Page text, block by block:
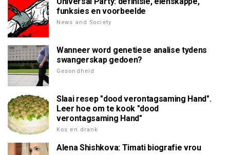
funksies en voorbeelde
News and Society
Wanneer word genetiese analise tydens
swangerskap gedoen?
Gesondheid
Slaai resep "dood verontagsaming Hand".
Leer hoe om te kook "dood
verontagsaming Hand"
Kos en drank
Alena Shishkova: Timati biografie vrou